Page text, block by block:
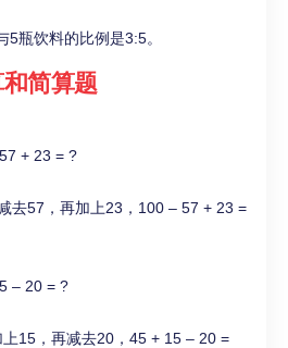
5瓶饮料的比例是3:5。
简算题
+ 23 = ?
去57，再加上23，100 – 57 + 23 =
– 20 = ?
15，再减去20，45 + 15 – 20 =